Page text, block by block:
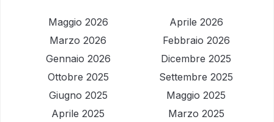
Maggio 2026
Aprile 2026
Marzo 2026
Febbraio 2026
Gennaio 2026
Dicembre 2025
Ottobre 2025
Settembre 2025
Giugno 2025
Maggio 2025
Aprile 2025
Marzo 2025